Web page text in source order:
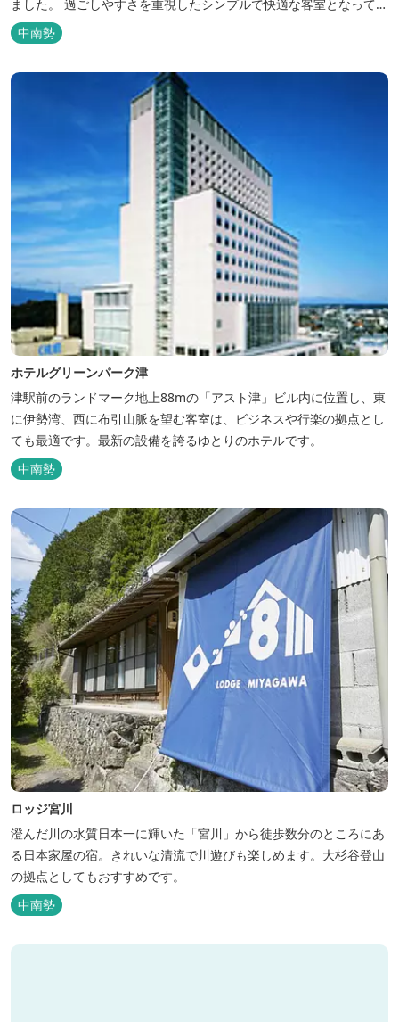
ました。 過ごしやすさを重視したシンプルで快適な客室となってお
り、ベッドはワイドなサイズで、羽毛布団をご用意。女性にやさし
いアメニティグッズを取り揃えており、連泊の方用にコインランド
リーもあります。 ご宿泊者専用の人工温泉大浴場「四季乃湯」で
中南勢
ホテルグリーンパーク津
津駅前のランドマーク地上88mの「アスト津」ビル内に位置し、東
に伊勢湾、西に布引山脈を望む客室は、ビジネスや行楽の拠点とし
ても最適です。最新の設備を誇るゆとりのホテルです。
中南勢
ロッジ宮川
澄んだ川の水質日本一に輝いた「宮川」から徒歩数分のところにあ
る日本家屋の宿。きれいな清流で川遊びも楽しめます。大杉谷登山
の拠点としてもおすすめです。
中南勢